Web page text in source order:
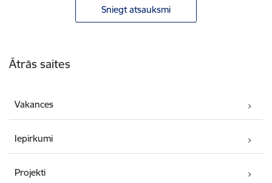
Sniegt atsauksmi
Ātrās saites
Vakances
Iepirkumi
Projekti